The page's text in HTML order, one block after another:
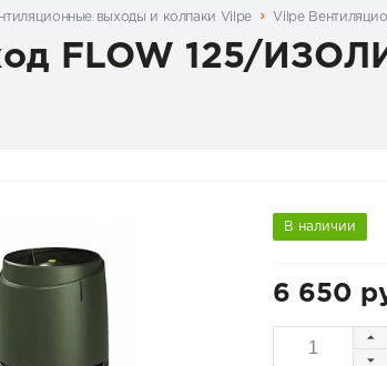
выходы и колпаки Vilpe Vilpe
FLOW 125/
В наличии
6 650